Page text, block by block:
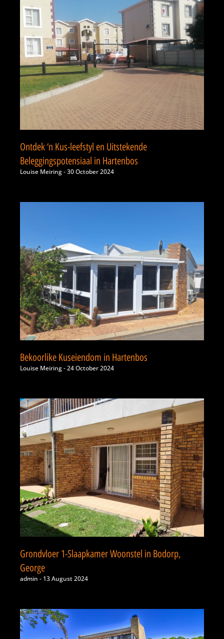
Ontdek ‘n Kus-leefstyl en Uitstekende
Beleggingspotensiaal in Hartenbos
Louise Meiring 30 October 2024
Bekoorlike Kuseiendom in Hartenbos
Louise Meiring 24 October 2024
Grondvloer 1-Slaapkamer Woonstel in Bodorp,
George
admin 13 August 2024